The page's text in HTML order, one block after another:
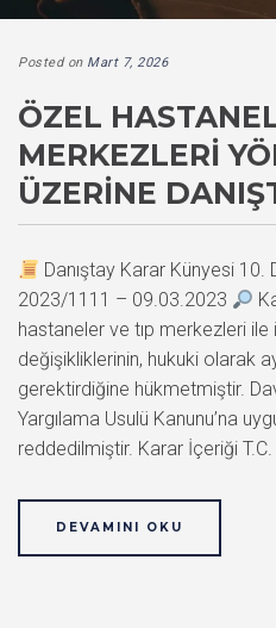
Posted on Mart 7, 2026
ÖZEL
MERKEZLERI
ÜZERINE
Danıştay Karar Künyesi
2023/1111 – 09.03.2023
hastaneler ve tıp merkezleri ile
değişikliklerinin, hukuki olarak
gerektirdiğine hükmetmiştir.
Yargılama Usulü Kanunu’na
reddedilmiştir. Karar İçeriği T.C.
DEVAMINI OKU